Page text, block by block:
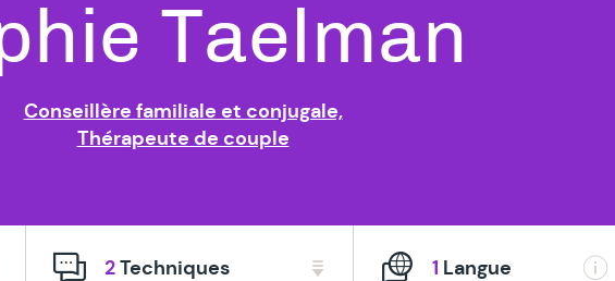
Taelman
Conseillère familiale et conjugale,
Thérapeute de couple
2Techniques 1 Langue